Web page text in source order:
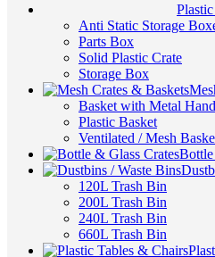
Anti Static Storage
Parts Box
Solid Plastic Crate
Storage Box
Basket with Metal
Plastic Basket
Ventilated / Mesh
Bottle
120L Trash Bin
200L Trash Bin
240L Trash Bin
660L Trash Bin